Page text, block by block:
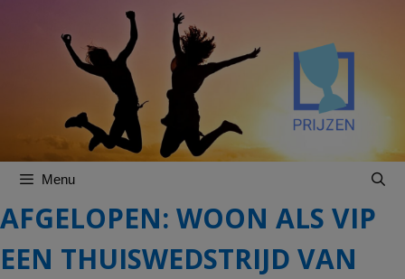
Menu
AFGELOPEN: WOON ALS VIP
EEN THUISWEDSTRIJD VAN